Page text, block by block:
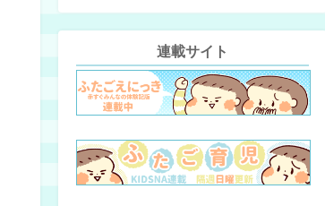
連載サイト